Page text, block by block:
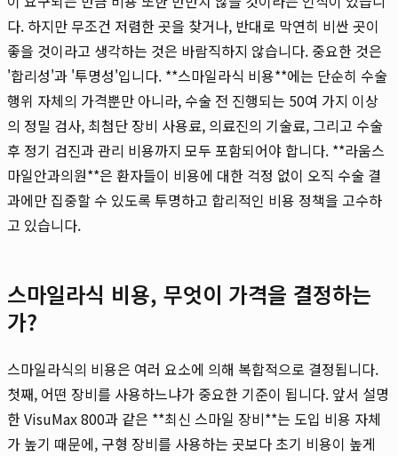
다. 하지만 무조건 저렴한 곳을 찾거나, 반대로 막연히 비싼 곳이
좋을 것이라고 생각하는 것은 바람직하지 않습니다. 중요한 것은
'합리성'과 '투명성'입니다. **스마일라식 비용**에는 단순히 수술
행위 자체의 가격뿐만 아니라, 수술 전 진행되는 50여 가지 이상
의 정밀 검사, 최첨단 장비 사용료, 의료진의 기술료, 그리고 수술
후 정기 검진과 관리 비용까지 모두 포함되어야 합니다. **라움스
마일안과의원**은 환자들이 비용에 대한 걱정 없이 오직 수술 결
과에만 집중할 수 있도록 투명하고 합리적인 비용 정책을 고수하
고 있습니다.
스마일라식 비용, 무엇이 가격을 결정하는
가?
스마일라식의 비용은 여러 요소에 의해 복합적으로 결정됩니다.
첫째, 어떤 장비를 사용하느냐가 중요한 기준이 됩니다. 앞서 설명
한 VisuMax 800과 같은 **최신 스마일 장비**는 도입 비용 자체
가 높기 때문에, 구형 장비를 사용하는 곳보다 초기 비용이 높게